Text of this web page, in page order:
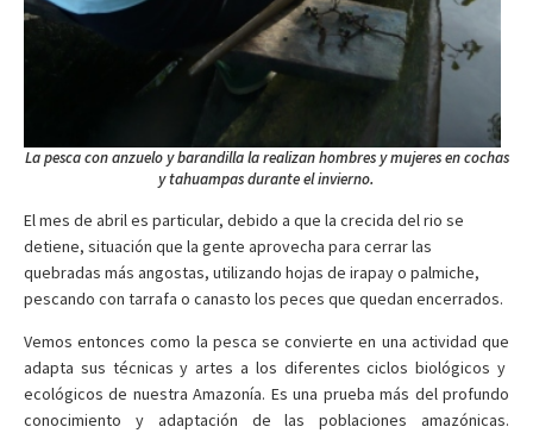
La pesca con anzuelo y barandilla la realizan hombres y mujeres en cochas
y tahuampas durante el invierno.
El mes de abril es particular, debido a que la crecida del rio se
detiene, situación que la gente aprovecha para cerrar las
quebradas más angostas, utilizando hojas de irapay o palmiche,
pescando con tarrafa o canasto los peces que quedan encerrados.
Vemos entonces como la pesca se convierte en una actividad que
adapta sus técnicas y artes a los diferentes ciclos biológicos y
ecológicos de nuestra Amazonía. Es una prueba más del profundo
conocimiento y adaptación de las poblaciones amazónicas.